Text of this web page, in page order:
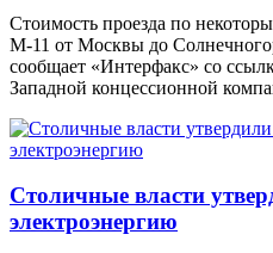
Стоимость проезда по
М-11 от Москвы до
сообщает «Интерфакс» со
Западной концессионной
Столичные власти
электроэнергию